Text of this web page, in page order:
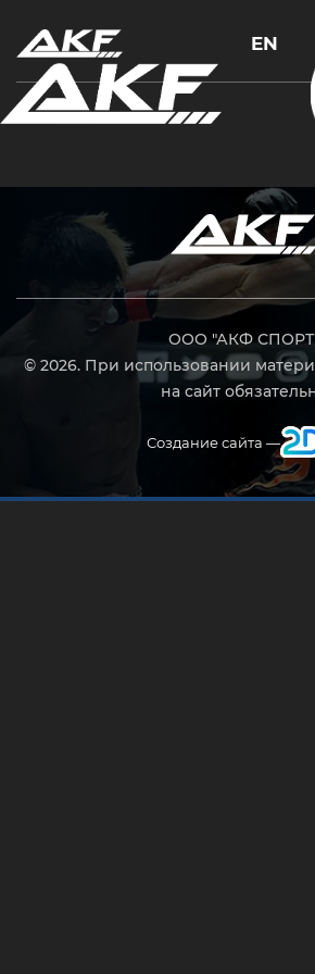
EN
ООО "АКФ
© 2026. При использовании
на сайт
Создание сайта —
Нажмите Enter для поиска или Esc,